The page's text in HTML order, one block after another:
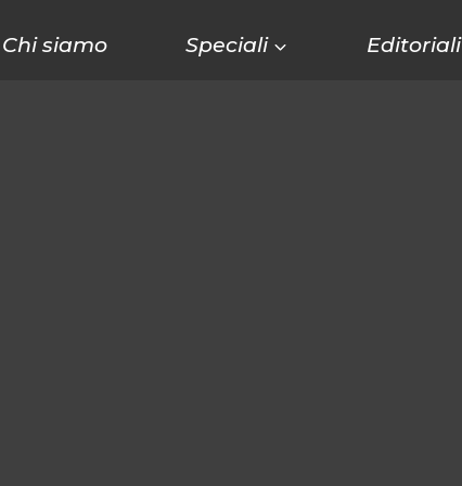
Chi siamo Speciali Editoriali